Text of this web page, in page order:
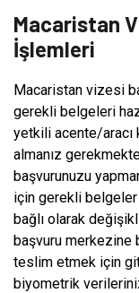
Macaristan
İşlemleri
Macaristan vizesi
gerekli belgeleri
yetkili acente/
almanız
başvurunuzu
için gerekli belgeler
bağlı olarak
başvuru merkezine
teslim etmek için
biyometrik